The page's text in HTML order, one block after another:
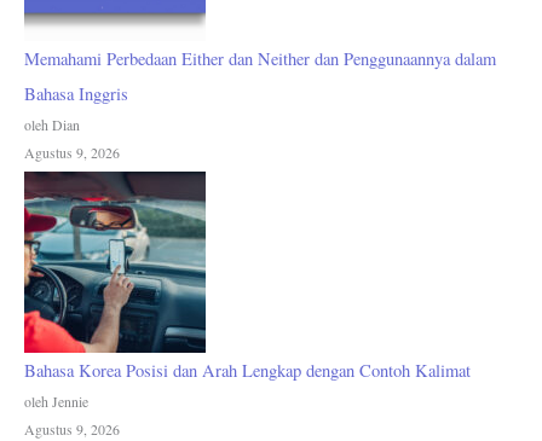
Memahami Perbedaan Either dan Neither dan Penggunaannya dalam
Bahasa Inggris
oleh Dian
Agustus 9, 2026
Bahasa Korea Posisi dan Arah Lengkap dengan Contoh Kalimat
oleh Jennie
Agustus 9, 2026